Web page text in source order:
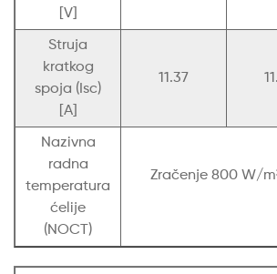
[V]
Struja
kratkog
spoja (Isc)
[A]
11.37
Nazivna
radna
temperatura
ćelije
(NOCT)
Zračenje 800 W/